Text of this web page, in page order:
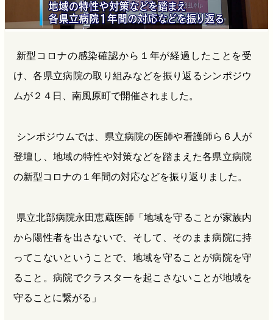
新型コロナの感染確認から１年が経過したことを受
け、各県立病院の取り組みなどを振り返るシンポジウ
ムが２４日、南風原町で開催されました。
シンポジウムでは、県立病院の医師や看護師ら６人が
登壇し、地域の特性や対策などを踏まえた各県立病院
の新型コロナの１年間の対応などを振り返りました。
県立北部病院永田恵蔵医師「地域を守ることが家族内
から陽性者を出さないで、そして、そのまま病院に持
ってこないということで、地域を守ることが病院を守
ること。病院でクラスターを起こさないことが地域を
守ることに繋がる」